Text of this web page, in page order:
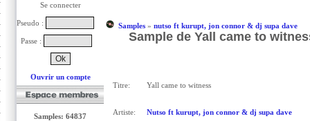
Se connecter
Pseudo :
Passe :
Ouvrir un compte
Samples: 64837
Samples» nutso ft kurupt, jon connor & dj supa dave
Sample de Yall came to
Titre: Yall came to witness
Artiste: Nutso ft kurupt, jon connor & dj supa dave